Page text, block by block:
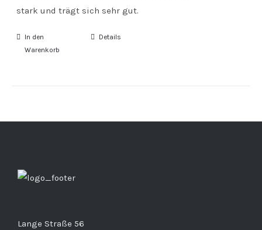
stark und trägt sich sehr gut.
In den
Warenkorb
Details
Lange Straße 56